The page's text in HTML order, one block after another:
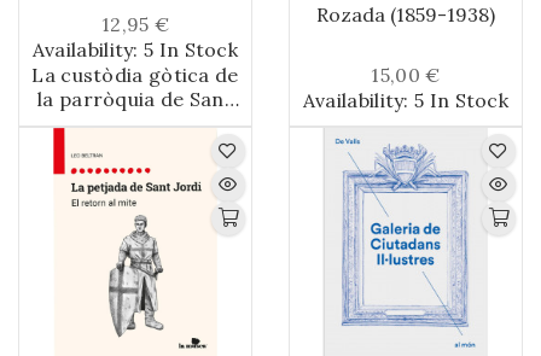
Francolí
12,95 €
Availability:5 In Stock
La custòdia gòtica de
la parròquia de Sant
Miquel de l'Espluga de
desaparèixer durant
els primers dies de la
Guerra Civil. El 1952,
amb motiu del
Congrés Eucarístic
celebrat a Barcelona,
Lluís Carulla i Canals
promogué i
Rozada (1859-1938)
15,00 €
Availability:5 In Stock